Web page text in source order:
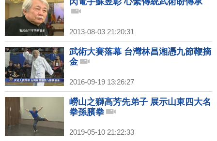
2013-08-03 21:20:31
武術大賽落幕 台灣林昌湘憑九節鞭摘
金
2016-09-19 13:26:27
嶗山之獅高芳先弟子 展示山東四大名
拳孫臏拳
2019-05-10 21:22:33